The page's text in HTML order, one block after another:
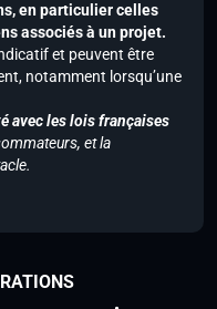
en particulier celles
associés à un projet.
et peuvent être
notamment lorsqu’une
avec les lois françaises
et la